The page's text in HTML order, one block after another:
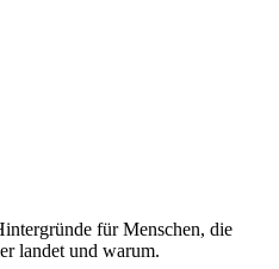
für Menschen, die
landet und warum.